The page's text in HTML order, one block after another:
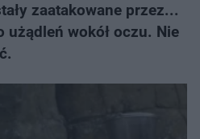
zaatakowane przez...
użądleń wokół oczu. Nie